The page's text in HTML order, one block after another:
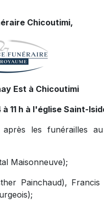
Chicoutimi,
Est à Chicoutimi
11 h à l'église Saint-
les funérailles
Maisonneuve);
Painchaud),